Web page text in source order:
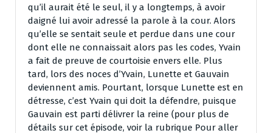
qu’il aurait été le seul, il y a longtemps, à avoir
daigné lui avoir adressé la parole à la cour. Alors
qu’elle se sentait seule et perdue dans une cour
dont elle ne connaissait alors pas les codes, Yvain
a fait de preuve de courtoisie envers elle. Plus
tard, lors des noces d’Yvain, Lunette et Gauvain
deviennent amis. Pourtant, lorsque Lunette est en
détresse, c’est Yvain qui doit la défendre, puisque
Gauvain est parti délivrer la reine (pour plus de
détails sur cet épisode, voir la rubrique Pour aller